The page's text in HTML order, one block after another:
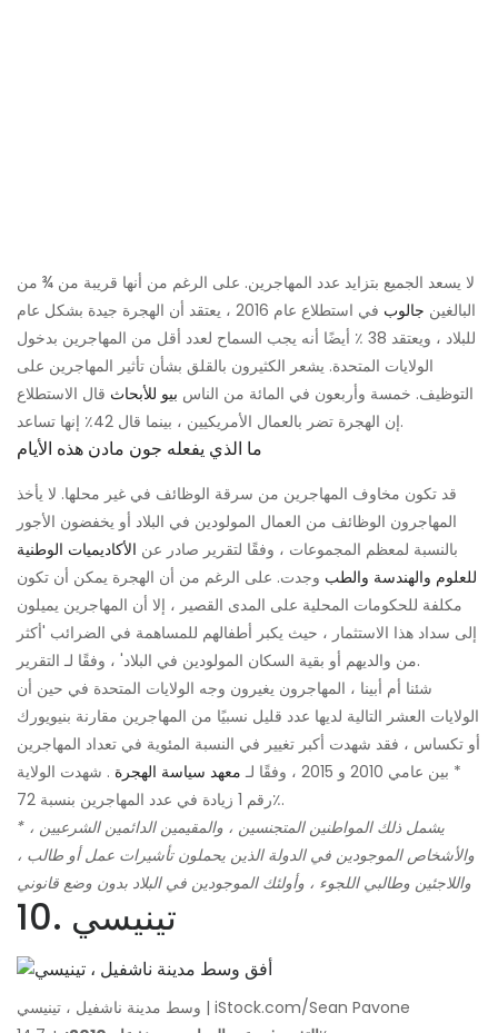
لا يسعد الجميع بتزايد عدد المهاجرين. على الرغم من أنها قريبة من ¾ من
البالغين جالوب
في استطلاع عام 2016 ، يعتقد أن الهجرة جيدة بشكل عام
للبلاد ، ويعتقد 38 ٪ أيضًا أنه يجب السماح لعدد أقل من المهاجرين بدخول
الولايات المتحدة. يشعر الكثيرون بالقلق بشأن تأثير المهاجرين على
التوظيف. خمسة وأربعون في المائة من الناس بيو للأبحاث قال الاستطلاع
إن الهجرة تضر بالعمال الأمريكيين ، بينما قال 42٪ إنها تساعد.
ما الذي يفعله جون مادن هذه الأيام
قد تكون مخاوف المهاجرين من سرقة الوظائف في غير محلها. لا يأخذ
المهاجرون الوظائف من العمال المولودين في البلاد أو يخفضون الأجور
بالنسبة لمعظم المجموعات ، وفقًا لتقرير صادر عن الأكاديميات الوطنية
للعلوم والهندسة والطب وجدت. على الرغم من أن الهجرة يمكن أن تكون
مكلفة للحكومات المحلية على المدى القصير ، إلا أن المهاجرين يميلون
إلى سداد هذا الاستثمار ، حيث يكبر أطفالهم للمساهمة في الضرائب 'أكثر
من والديهم أو بقية السكان المولودين في البلاد' ، وفقًا لـ التقرير.
شئنا أم أبينا ، المهاجرون يغيرون وجه الولايات المتحدة في حين أن
الولايات العشر التالية لديها عدد قليل نسبيًا من المهاجرين مقارنة بنيويورك
أو تكساس ، فقد شهدت أكبر تغيير في النسبة المئوية في تعداد المهاجرين
* بين عامي 2010 و 2015 ، وفقًا لـ
معهد سياسة الهجرة . شهدت الولاية
رقم 1 زيادة في عدد المهاجرين بنسبة 72٪.
* يشمل ذلك المواطنين المتجنسين ، والمقيمين الدائمين الشرعيين ،
والأشخاص الموجودين في الدولة الذين يحملون تأشيرات عمل أو طالب ،
واللاجئين وطالبي اللجوء ، وأولئك الموجودين في البلاد بدون وضع قانوني
10. تينيسي
وسط مدينة ناشفيل ، تينيسي | iStock.com/Sean Pavone